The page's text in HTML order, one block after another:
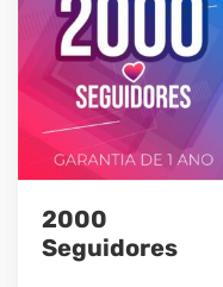
2000
Seguidores